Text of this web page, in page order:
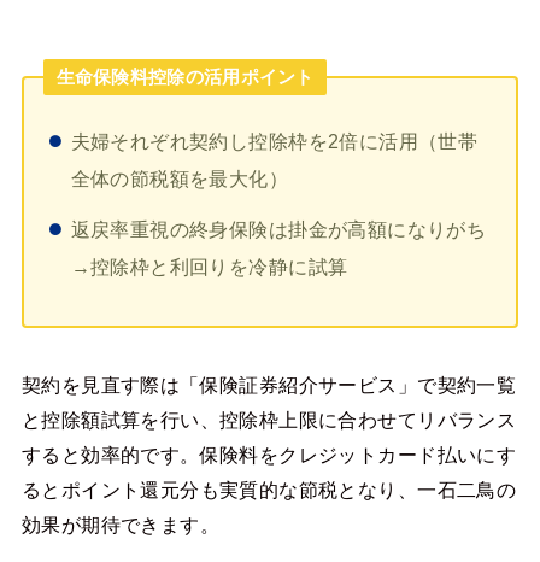
生命保険料控除の活用ポイント
夫婦それぞれ契約し控除枠を2倍に活用（世帯
全体の節税額を最大化）
返戻率重視の終身保険は掛金が高額になりがち
→控除枠と利回りを冷静に試算
契約を見直す際は「保険証券紹介サービス」で契約一覧
と控除額試算を行い、控除枠上限に合わせてリバランス
すると効率的です。保険料をクレジットカード払いにす
るとポイント還元分も実質的な節税となり、一石二鳥の
効果が期待できます。